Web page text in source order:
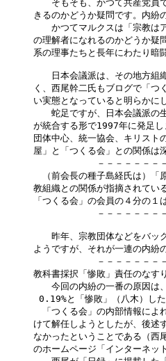
そもそも、かつて共産党員で
きるのかどうか疑問です。内紛
かつてマルクスは「宗教はア
の理解者になれるのかどうか疑
系の理事たちと長年にわたり暗
日本会議派は、その地方組織
く、西尾幹二氏もブログで「つ
い実態となっていると明らかに
蛇足ですが、日本会議派の生
が統合する形で1997年に発足
団体中心、統一協会、キリスト
屋」と「つくる会」との関係は
－－－－－－－－－－
（前会長の種子島経氏は）「
教組織との関係が指摘されてい
「つくる会」の会員の４分の
－－－－－－－－－－
昨年、宗教団体などをバック
ようですが、それが一連の内紛
－－－－－－－－－－
教科書採択「惨敗」責任のなす
今回の内紛の一番の原因は
0.19%と「惨敗」（八木）し
「つくる会」の内部情報によ
けて解任しようとしたが、後述
なかったということである（西
のホームページ「インターネッ